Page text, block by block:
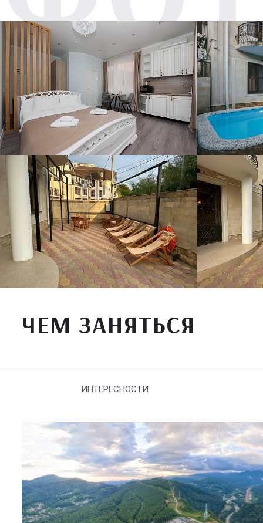
ЧЕМ ЗАНЯТЬСЯ
ИНТЕРЕСНОСТИ